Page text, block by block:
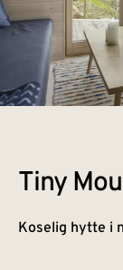
Tiny
Koselig hytte i